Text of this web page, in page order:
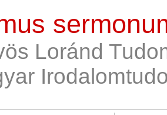
Loránd